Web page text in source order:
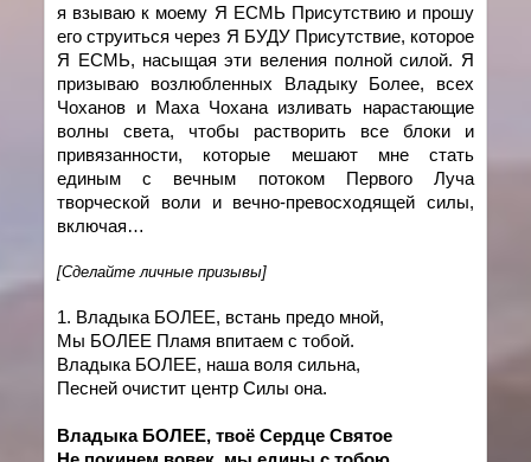
я взываю к моему Я ЕСМЬ Присутствию и прошу
его струиться через Я БУДУ Присутствие, которое
Я ЕСМЬ, насыщая эти веления полной силой. Я
призываю возлюбленных Владыку Более, всех
Чоханов и Маха Чохана изливать нарастающие
волны света, чтобы растворить все блоки и
привязанности, которые мешают мне стать
единым с вечным потоком Первого Луча
творческой воли и вечно-превосходящей силы,
включая…
[Сделайте личные призывы]
1. Владыка БОЛЕЕ, встань предо мной,
Мы БОЛЕЕ Пламя впитаем с тобой.
Владыка БОЛЕЕ, наша воля сильна,
Песней очистит центр Силы она.
Владыка БОЛЕЕ, твоё Сердце Святое